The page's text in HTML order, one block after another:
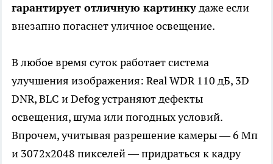
гарантирует отличную картинкудаже если
внезапно погаснет уличное освещение.
В любое время суток работает система
улучшения изображения: Real WDR 110 дБ, 3D
DNR, BLC и Defog устраняют дефекты
освещения, шума или погодных условий.
Впрочем, учитывая разрешение камеры — 6 Мп
и 3072х2048 пикселей — придраться к кадру